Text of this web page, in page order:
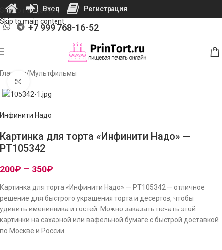
Skip to navigation
Skip to main content
+7 999 768-16-52
Главная/Мультфильмы
Инфинити Надо
Картинка для торта «Инфинити Надо» —
PT105342
200₽ – 350₽
Картинка для торта «Инфинити Надо» — PT105342 — отличное
решение для быстрого украшения торта и десертов, чтобы
удивить именинника и гостей. Можно заказать печать этой
картинки на сахарной или вафельной бумаге с быстрой доставкой
по Москве и России.
Вход Регистрация